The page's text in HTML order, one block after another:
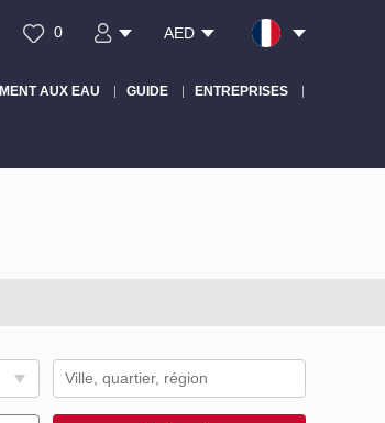
0 AED
AUX EAU GUIDE ENTREPRISES